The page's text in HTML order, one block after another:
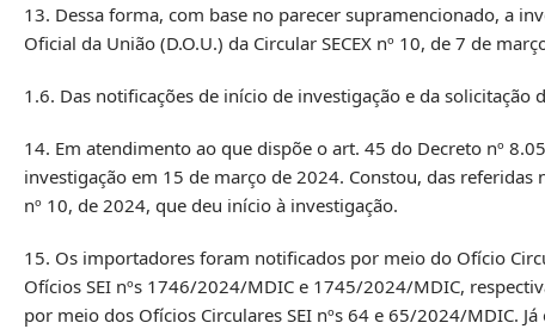
13. Dessa forma, com base no parecer supramencionado, a
Oficial da União (D.O.U.) da Circular SECEX nº 10, de 7 de
1.6. Das notificações de início de investigação e da solicitação
14. Em atendimento ao que dispõe o art. 45 do Decreto nº
investigação em 15 de março de 2024. Constou, das
nº 10, de 2024, que deu início à investigação.
15. Os importadores foram notificados por meio do Ofício
Ofícios SEI nºs 1746/2024/MDIC e 1745/2024/MDIC,
por meio dos Ofícios Circulares SEI nºs 64 e 65/2024/MDIC.